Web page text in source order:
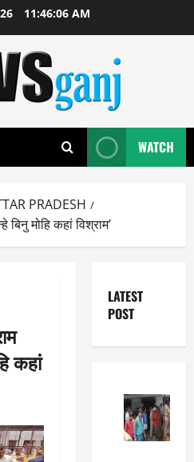
11:46:07 AM
WATCH
PRADESH
बिनु मोहि कहां विश्राम’
कहां
LATEST
POST